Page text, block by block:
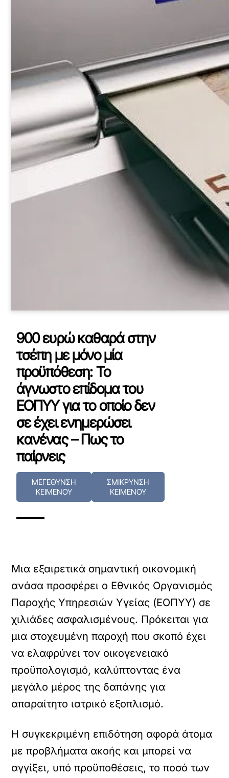
900 ευρώ καθαρά στην
τσέπη με μόνο μία
προϋπόθεση: Το
άγνωστο επίδομα του
ΕΟΠΥΥ για το οποίο δεν
σε έχει ενημερώσει
κανένας – Πως το
παίρνεις
ΜΕΓΕΘΥΝΣΗ
ΚΕΙΜΕΝΟΥ
ΣΜΙΚΡΥΝΣΗ
ΚΕΙΜΕΝΟΥ
Μια εξαιρετικά σημαντική οικονομική
ανάσα προσφέρει ο Εθνικός Οργανισμός
Παροχής Υπηρεσιών Υγείας (ΕΟΠΥΥ) σε
χιλιάδες ασφαλισμένους. Πρόκειται για
μια στοχευμένη παροχή που σκοπό έχει
να ελαφρύνει τον οικογενειακό
προϋπολογισμό, καλύπτοντας ένα
μεγάλο μέρος της δαπάνης για
απαραίτητο ιατρικό εξοπλισμό.
Η συγκεκριμένη επιδότηση αφορά άτομα
με προβλήματα ακοής και μπορεί να
αγγίξει, υπό προϋποθέσεις, το ποσό των